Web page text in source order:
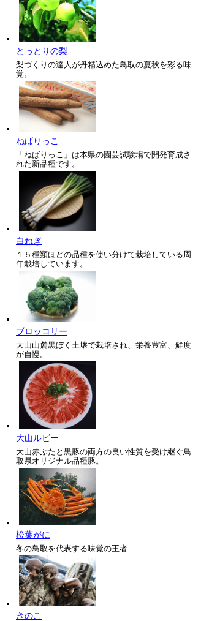
とっとりの梨
梨づくりの達人が丹精込めた鳥取の夏秋を彩る味
覚。
ねばりっこ
「ねばりっこ」は本県の園芸試験場で開発育成さ
れた新品種です。
白ねぎ
１５種類ほどの品種を使い分けて栽培している周
年栽培しています。
ブロッコリー
大山山麓黒ぼく土壌で栽培され、栄養豊富、鮮度
が自慢。
大山ルビー
大山赤ぶたと黒豚の両方の良い性質を受け継ぐ鳥
取県オリジナル品種豚。
松葉がに
冬の鳥取を代表する味覚の王者
きのこ